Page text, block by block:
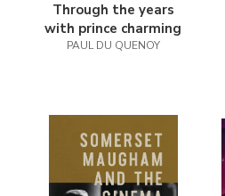
Through the years
with prince charming
PAUL DU QUENOY